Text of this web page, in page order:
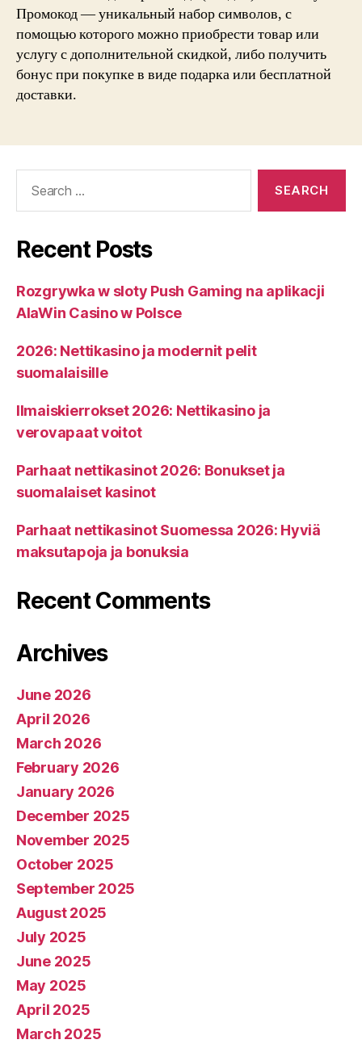
Промокод — уникальный набор символов, с
помощью которого можно приобрести товар или
услугу с дополнительной скидкой, либо получить
бонус при покупке в виде подарка или бесплатной
доставки.
Recent Posts
Rozgrywka w sloty Push Gaming na aplikacji
AlaWin Casino w Polsce
2026: Nettikasino ja modernit pelit
suomalaisille
Ilmaiskierrokset 2026: Nettikasino ja
verovapaat voitot
Parhaat nettikasinot 2026: Bonukset ja
suomalaiset kasinot
Parhaat nettikasinot Suomessa 2026: Hyviä
maksutapoja ja bonuksia
Recent Comments
Archives
June 2026
April 2026
March 2026
February 2026
January 2026
December 2025
November 2025
October 2025
September 2025
August 2025
July 2025
June 2025
May 2025
April 2025
March 2025